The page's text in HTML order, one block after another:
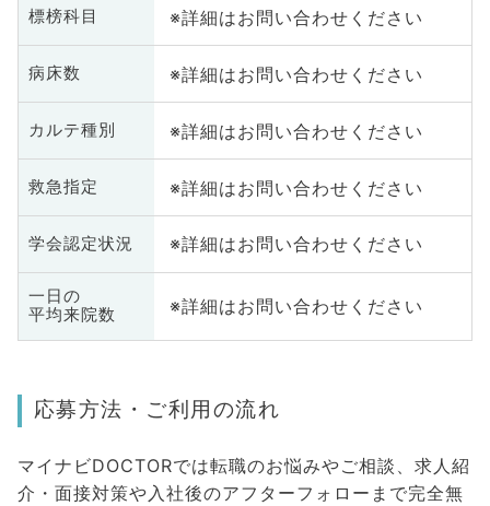
標榜科目 ※詳細はお問い合わせください
病床数 ※詳細はお問い合わせください
カルテ種別 ※詳細はお問い合わせください
救急指定 ※詳細はお問い合わせください
学会認定状況 ※詳細はお問い合わせください
一日の
平均来院数
※詳細はお問い合わせください
応募方法・ご利用の流れ
マイナビDOCTORでは転職のお悩みやご相談、求人紹
介・面接対策や入社後のアフターフォローまで完全無